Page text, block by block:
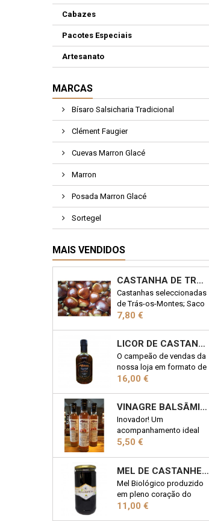
Cabazes
Pacotes Especiais
Artesanato
MARCAS
Bísaro Salsicharia Tradicional
Clément Faugier
Cuevas Marron Glacé
Marron
Posada Marron Glacé
Sortegel
MAIS VENDIDOS
CASTANHA DE TRÁS-OS-MONTES 1KG
Castanhas seleccionadas
de Trás-os-Montes; Saco
de 1kg
Preço
7,80 €
LICOR DE CASTANHA MARRON 50CL
O campeão de vendas da
nossa loja em formato de
50cl; 19% Vol
Preço
16,00 €
VINAGRE BALSÂMICO COM CASTANHA 25CL
Inovador! Um
acompanhamento ideal
em qualquer salada!
Preço
5,50 €
MEL DE CASTANHEIRO BIOLÓGICO 1KG
Mel Biológico produzido
em pleno coração do
Parque Natural de
Preço
11,00 €